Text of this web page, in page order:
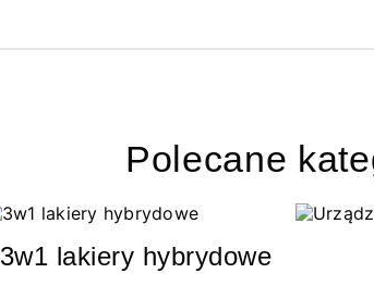
Polecane
3w1 lakiery hybrydowe